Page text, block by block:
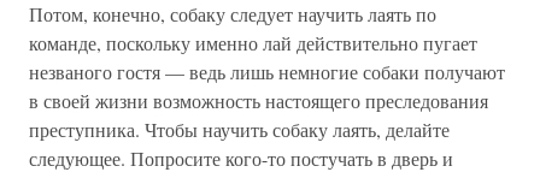
Потом, конечно, собаку следует научить лаять по
команде, поскольку именно лай действительно пугает
незваного гостя — ведь лишь немногие собаки получают
в своей жизни возможность настоящего преследования
преступника. Чтобы научить собаку лаять, делайте
следующее. Попросите кого-то постучать в дверь и